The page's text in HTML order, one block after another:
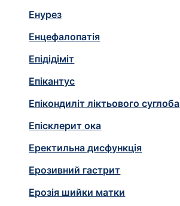
Енурез
Енцефалопатія
Епідідіміт
Епікантус
Епікондиліт ліктьового суглоба
Епісклерит ока
Еректильна дисфункція
Ерозивний гастрит
Ерозія шийки матки